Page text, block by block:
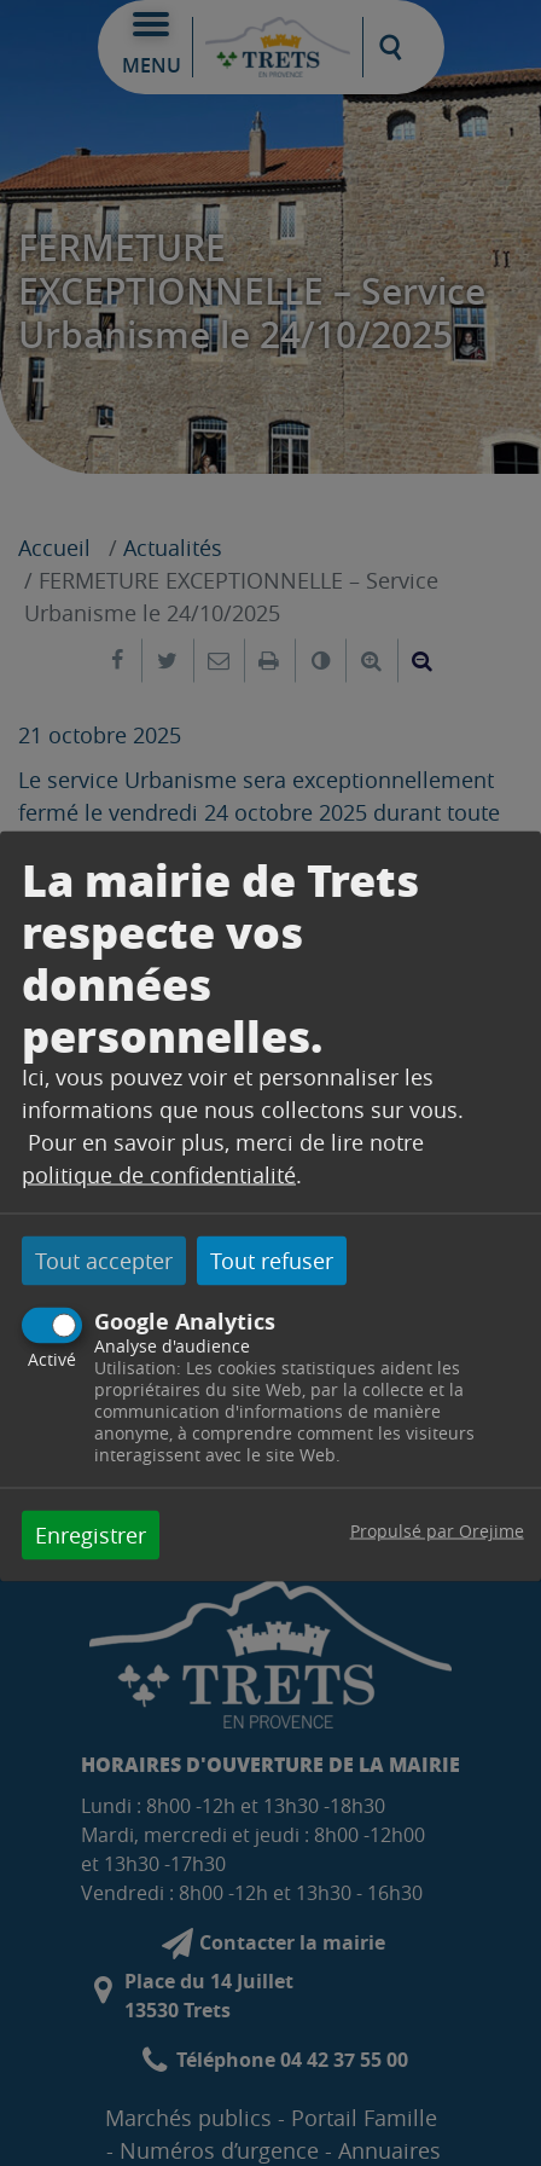
La mairie de Trets
respecte vos
données
personnelles.
Ici, vous pouvez voir et personnaliser les
informations que nous collectons sur vous.
Pour en savoir plus, merci de lire notre
politique de confidentialité.
Tout accepter Tout refuser
Google Analytics
Activé
Analyse d'audience
Utilisation: Les cookies statistiques aident les
propriétaires du site Web, par la collecte et la
communication d'informations de manière
anonyme, à comprendre comment les visiteurs
interagissent avec le site Web.
Enregistrer Propulsé par Orejime
MENU
Moteur de
FERMETURE
EXCEPTIONNELLE – Service
Urbanisme le 24/10/2025
Accueil
Actualités
FERMETURE EXCEPTIONNELLE – Service
Urbanisme le 24/10/2025
Partager sur Facebook
Partager sur Twitter
Envoyer par e-mail
ImprimerChanger leAgrandir le
21 octobre 2025
Le service Urbanisme sera exceptionnellement
fermé le vendredi 24 octobre 2025 durant toute
CONTACT
ACCUEIL URBANISME -
AMÉNAGEMENT DU TERRITOIRE
Hôtel de Ville Place du 14 Juillet
Télephone : 04 42 37 55 18
14h00-17h00 - Vendredi : 8h30-12h00 / 14h00-
16h30 - Fermé le jeudi - urba02@trets.fr
Contacter par mail
Contacter
HORAIRES D'OUVERTURE DE LA MAIRIE
Lundi : 8h00 -12h et 13h30 -18h30
Mardi, mercredi et jeudi : 8h00 -12h00
et 13h30 -17h30
Vendredi : 8h00 -12h et 13h30 - 16h30
Contacter la mairie
Place du 14 Juillet
13530 Trets
Téléphone 04 42 37 55 00
Marchés publics
Portail Famille
Numéros d’urgence
Annuaires